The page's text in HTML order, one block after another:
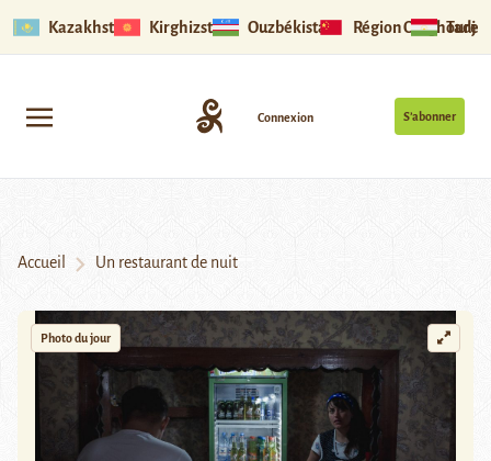
Kazakhstan Kirghizstan Ouzbékistan Région Ouïghoure
S’abonner
Connexion
Accueil Un restaurant de nuit
Photo du jour